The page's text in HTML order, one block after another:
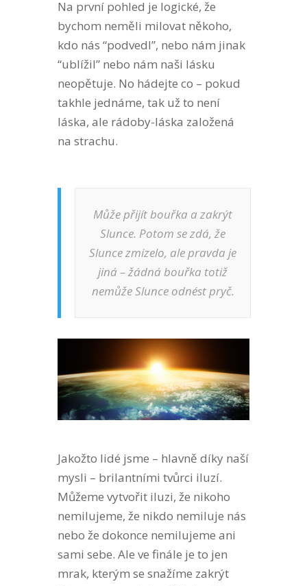
Na první pohled je logické, že
bychom neměli milovat někoho,
kdo nás “podvedl”, nebo nám jinak
“ublížil” nebo nám naši lásku
neopětuje. No hádejte co – pokud
takhle jednáme, tak už to není
láska, ale rádoby-láska založená
na strachu.
Může přijít bouřka a zakrýt
Slunce. Potom se zdá, že
Slunce zmizelo, ale pravda je
jiná – žádná bouřka totiž
nemůže Slunce odnést pryč.
Jakožto lidé jsme – hlavně díky naší
mysli – brilantními tvůrci iluzí.
Můžeme vytvořit iluzi, že nikoho
nemilujeme, že nikdo nemiluje nás
nebo že dokonce nemilujeme ani
sami sebe. Ale ve finále je to jen
mrak, kterým se snažíme zakrýt